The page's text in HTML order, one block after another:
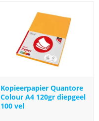
Kopieerpapier Quantore
Colour A4 120gr diepgeel
100 vel